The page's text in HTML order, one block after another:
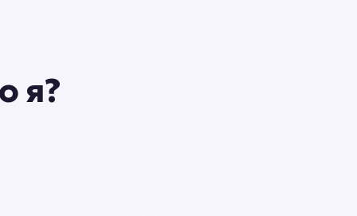
я?